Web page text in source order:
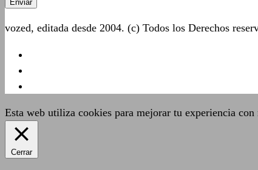
vozed, editada desde 2004. (c) Todos los Derechos
Esta web utiliza cookies para mejorar tu experiencia con
Cerrar